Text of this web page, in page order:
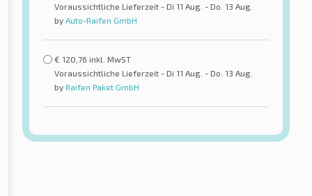
Voraussichtliche Lieferzeit - Di 11 Aug. - Do. 13 Aug.
by Auto-Raifen GmbH
€ 120,76 inkl. MwST
Voraussichtliche Lieferzeit - Di 11 Aug. - Do. 13 Aug.
by Raifen Paket GmbH